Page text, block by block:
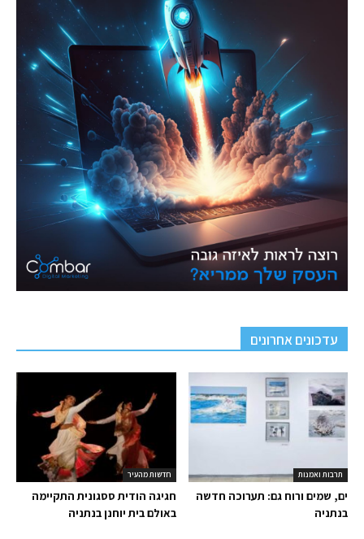
עדכונים אחרונים
חדשות מהעיר
חגיגה הודית ססגונית התקיימה
באולם בית יוחנן בנתניה
תרבות ואמנות
ים, שמים ורוח גם: תערוכה חדשה
בנתניה